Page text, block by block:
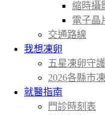
縮時攝
電子晶
交通路線
我想凍卵
五星凍卵守
2026各縣市
就醫指南
門診時刻表